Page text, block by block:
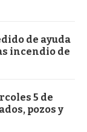
de ayuda
incendio de
5 de
pozos y